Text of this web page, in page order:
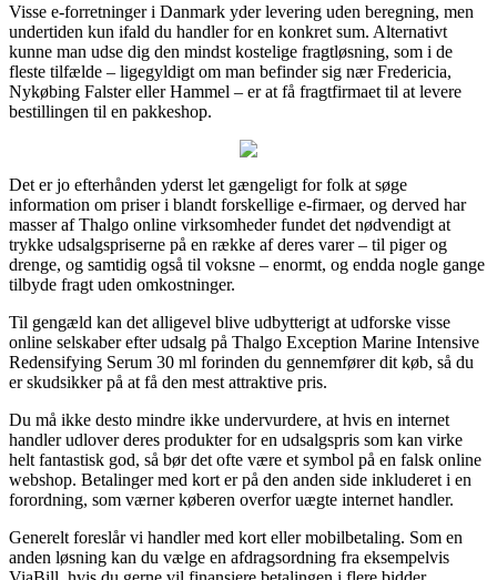
Visse e-forretninger i Danmark yder levering uden beregning, men
undertiden kun ifald du handler for en konkret sum. Alternativt
kunne man udse dig den mindst kostelige fragtløsning, som i de
fleste tilfælde – ligegyldigt om man befinder sig nær Fredericia,
Nykøbing Falster eller Hammel – er at få fragtfirmaet til at levere
bestillingen til en pakkeshop.
Det er jo efterhånden yderst let gængeligt for folk at søge
information om priser i blandt forskellige e-firmaer, og derved har
masser af Thalgo online virksomheder fundet det nødvendigt at
trykke udsalgspriserne på en række af deres varer – til piger og
drenge, og samtidig også til voksne – enormt, og endda nogle gange
tilbyde fragt uden omkostninger.
Til gengæld kan det alligevel blive udbytterigt at udforske visse
online selskaber efter udsalg på Thalgo Exception Marine Intensive
Redensifying Serum 30 ml forinden du gennemfører dit køb, så du
er skudsikker på at få den mest attraktive pris.
Du må ikke desto mindre ikke undervurdere, at hvis en internet
handler udlover deres produkter for en udsalgspris som kan virke
helt fantastisk god, så bør det ofte være et symbol på en falsk online
webshop. Betalinger med kort er på den anden side inkluderet i en
forordning, som værner køberen overfor uægte internet handler.
Generelt foreslår vi handler med kort eller mobilbetaling. Som en
anden løsning kan du vælge en afdragsordning fra eksempelvis